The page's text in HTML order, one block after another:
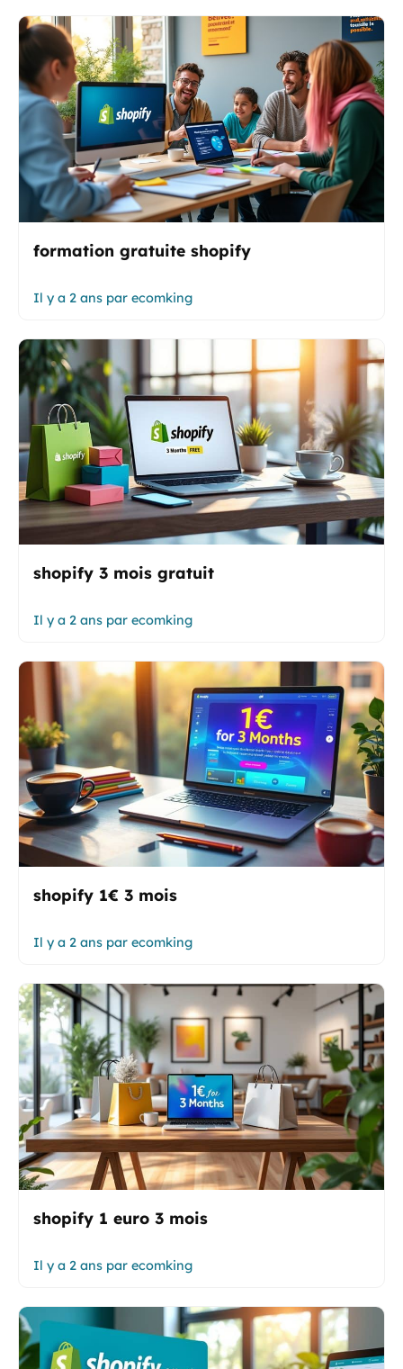
formation gratuite shopify
Il y a 2 ans par ecomking
shopify 3 mois gratuit
Il y a 2 ans par ecomking
shopify 1€ 3 mois
Il y a 2 ans par ecomking
shopify 1 euro 3 mois
Il y a 2 ans par ecomking